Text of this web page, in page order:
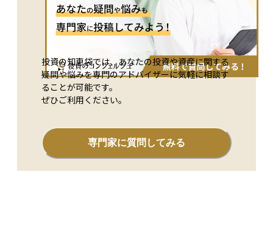
投資の知恵袋では、あなたの投資や資産に関する
疑問や悩みを専門のアドバイザーに気軽に相談す
ることが可能です。
ぜひご利用ください。
専門家に質問してみる